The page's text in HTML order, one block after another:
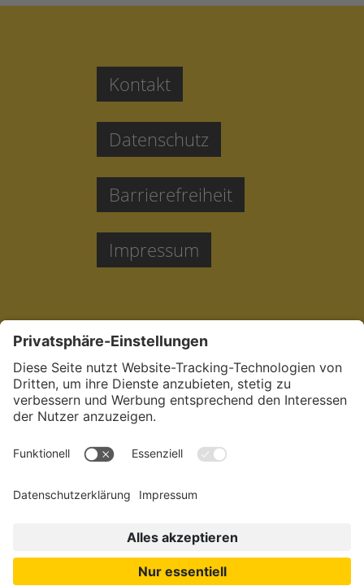
Kontakt
Datenschutz
Barrierefreiheit
Impressum
Jetzt bewerben:
in der Pflege in
München.
Dein sozialstes Netzwerk.